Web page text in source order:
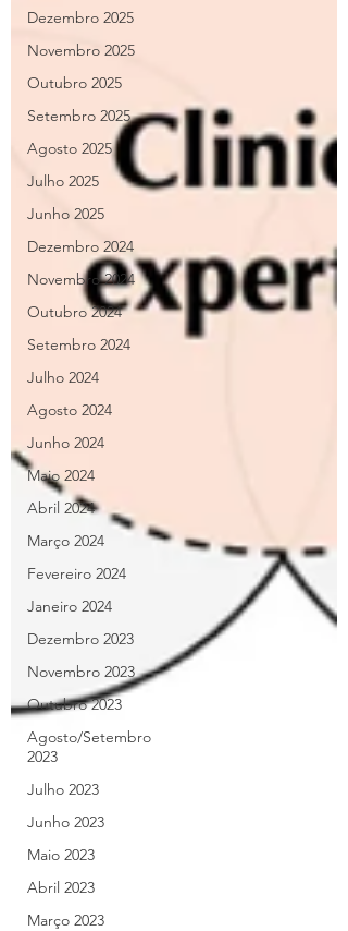
Dezembro 2025
Novembro 2025
Outubro 2025
Setembro 2025
Agosto 2025
Julho 2025
Junho 2025
Dezembro 2024
Novembro 2024
Outubro 2024
Setembro 2024
Julho 2024
Agosto 2024
Junho 2024
Maio 2024
Abril 2024
Março 2024
Fevereiro 2024
Janeiro 2024
Dezembro 2023
Novembro 2023
Outubro 2023
Agosto/Setembro
2023
Julho 2023
Junho 2023
Maio 2023
Abril 2023
Março 2023